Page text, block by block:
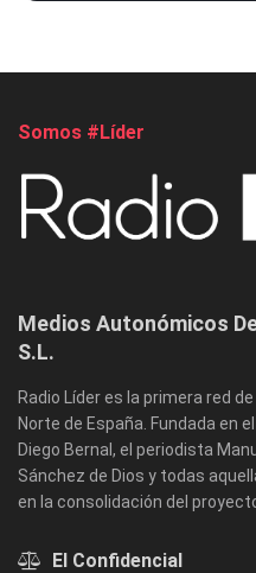
Somos #Líder
Medios Autonómicos
S.L.
Radio Líder es la primera red
Norte de España. Fundada en
Diego Bernal, el periodista
Sánchez de Dios y todas
en la consolidación del
El Confidencial